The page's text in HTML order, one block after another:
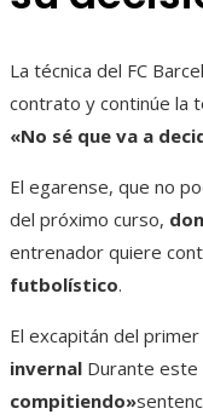
La técnica del FC
contrato y continúe la
«No sé que va a
El egarense, que no
del próximo curso,
entrenador quiere
futbolístico.
El excapitán del
invernal Durante este
compitiendo»